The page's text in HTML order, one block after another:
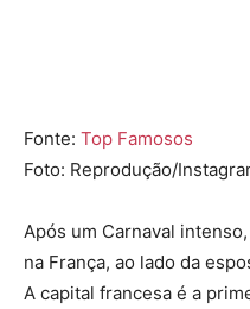
Fonte: Top Famosos
Foto: Reprodução/
Após um Carnaval
na França, ao lado da
A capital francesa é a